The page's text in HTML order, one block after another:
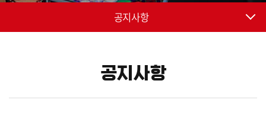
공지사항
공지사항